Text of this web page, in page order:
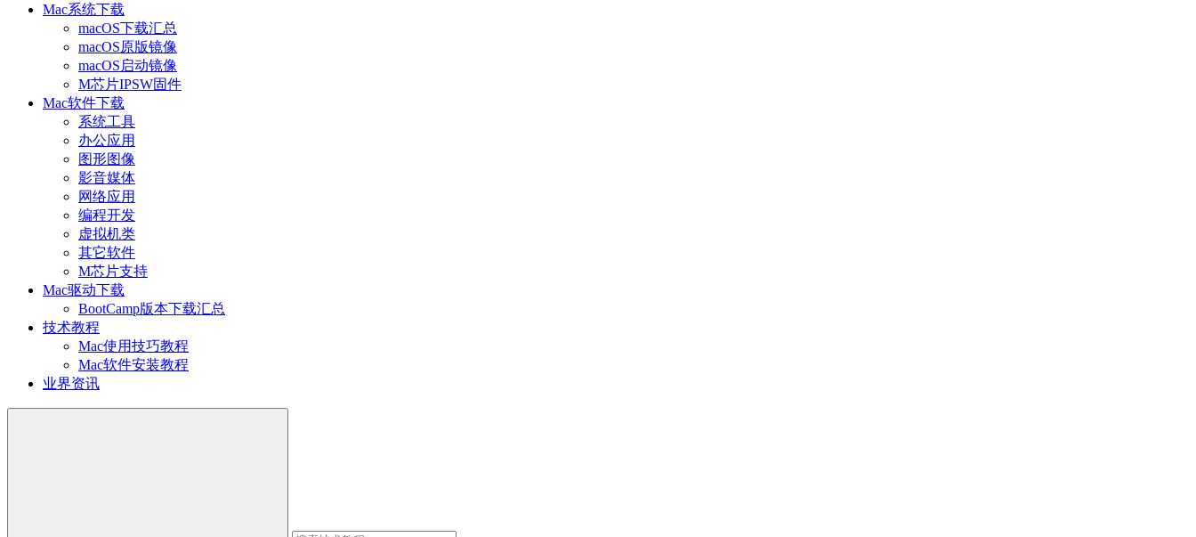
Mac系统下载
macOS下载汇总
macOS原版镜像
macOS启动镜像
M芯片IPSW固件
Mac软件下载
系统工具
办公应用
图形图像
影音媒体
网络应用
编程开发
虚拟机类
其它软件
M芯片支持
Mac驱动下载
BootCamp版本下载汇总
技术教程
Mac使用技巧教程
Mac软件安装教程
业界资讯